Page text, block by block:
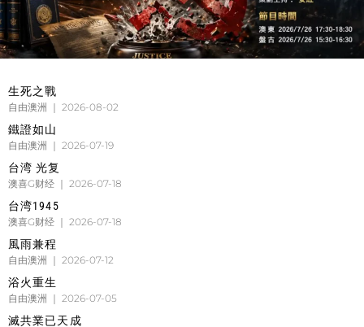
生死之戰
自由澳洲 2026-08-02
鐵證如山
自由澳洲 2026-07-19
台湾 光复
澳喜G财经 2026-07-18
台湾1945
澳喜G财经 2026-07-18
風雨兼程
自由澳洲 2026-07-12
浴火重生
自由澳洲 2026-07-05
滅共業已天成